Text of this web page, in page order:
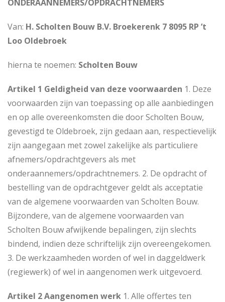
ONDERAANNEMERS/OPDRACHTNEMERS
Van: H. Scholten Bouw B.V. Broekerenk 7 8095 RP ’t
Loo Oldebroek
hierna te noemen: Scholten Bouw
Artikel 1 Geldigheid van deze voorwaarden 1. Deze
voorwaarden zijn van toepassing op alle aanbiedingen
en op alle overeenkomsten die door Scholten Bouw,
gevestigd te Oldebroek, zijn gedaan aan, respectievelijk
zijn aangegaan met zowel zakelijke als particuliere
afnemers/opdrachtgevers als met
onderaannemers/opdrachtnemers. 2. De opdracht of
bestelling van de opdrachtgever geldt als acceptatie
van de algemene voorwaarden van Scholten Bouw.
Bijzondere, van de algemene voorwaarden van
Scholten Bouw afwijkende bepalingen, zijn slechts
bindend, indien deze schriftelijk zijn overeengekomen.
3. De werkzaamheden worden of wel in daggeldwerk
(regiewerk) of wel in aangenomen werk uitgevoerd.
Artikel 2 Aangenomen werk 1. Alle offertes ten